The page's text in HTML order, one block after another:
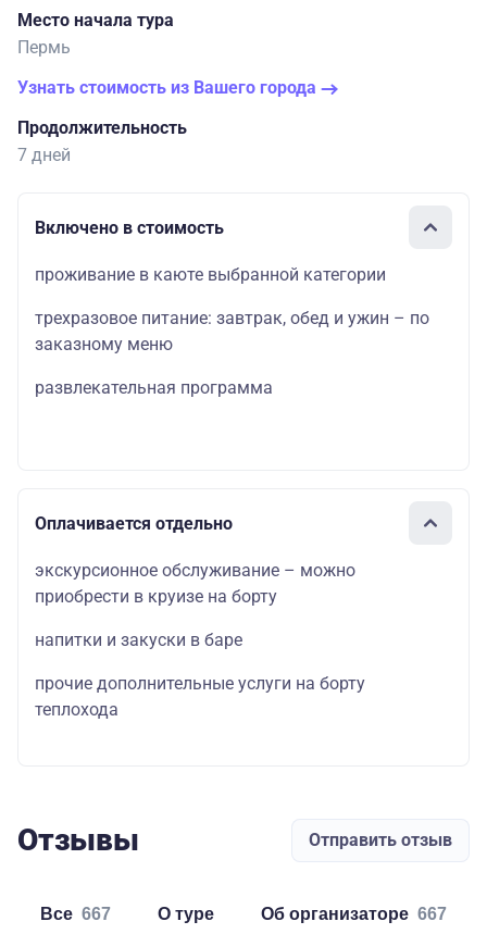
Место начала тура
Пермь
Узнать стоимость из Вашего города
Продолжительность
7 дней
Включено в стоимость
проживание в каюте выбранной категории
трехразовое питание: завтрак, обед и ужин – по
заказному меню
развлекательная программа
Оплачивается отдельно
экскурсионное обслуживание – можно
приобрести в круизе на борту
напитки и закуски в баре
прочие дополнительные услуги на борту
теплохода
Отзывы Отправить отзыв
Все 667 о туре об организаторе 667